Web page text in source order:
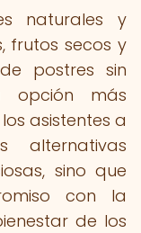
naturales y
frutos secos y
postres sin
opción más
asistentes a
alternativas
sino que
con la
de los